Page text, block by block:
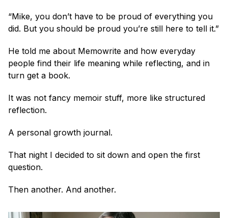
“Mike, you don’t have to be proud of everything you
did. But you should be proud you’re still here to tell it.”
He told me about Memowrite and how everyday
people find their life meaning while reflecting, and in
turn get a book.
It was not fancy memoir stuff, more like structured
reflection.
A personal growth journal.
That night I decided to sit down and open the first
question.
Then another. And another.